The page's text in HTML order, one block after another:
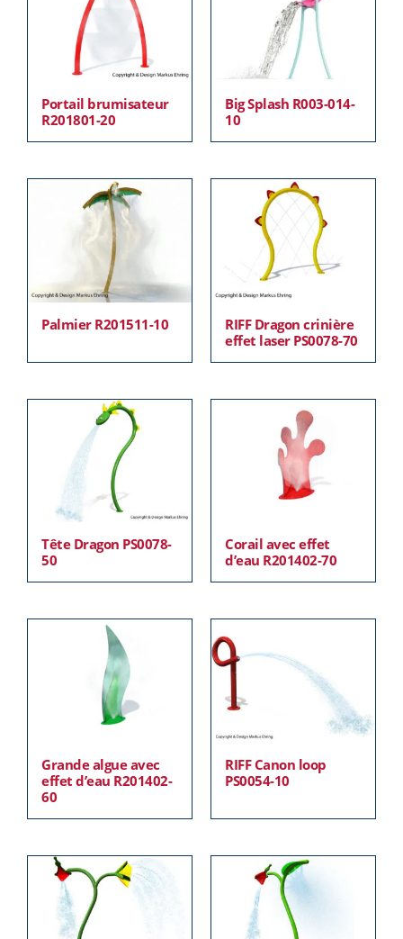
Portail brumisateur
R201801-20
Big Splash R003-014-
10
Palmier R201511-10
RIFF Dragon crinière
effet laser PS0078-70
Tête Dragon PS0078-
50
Corail avec effet
d’eau R201402-70
Grande algue avec
effet d’eau R201402-
60
RIFF Canon loop
PS0054-10